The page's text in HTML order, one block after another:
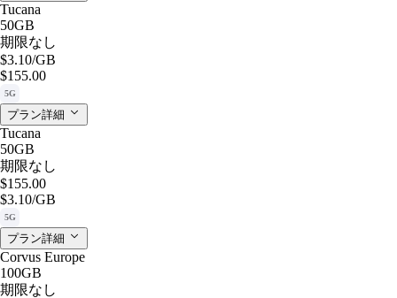
Tucana
50GB
期限なし
$3.10/GB
$155.00
5G
プラン詳細
Tucana
50GB
期限なし
$155.00
$3.10/GB
5G
プラン詳細
Corvus Europe
100GB
期限なし